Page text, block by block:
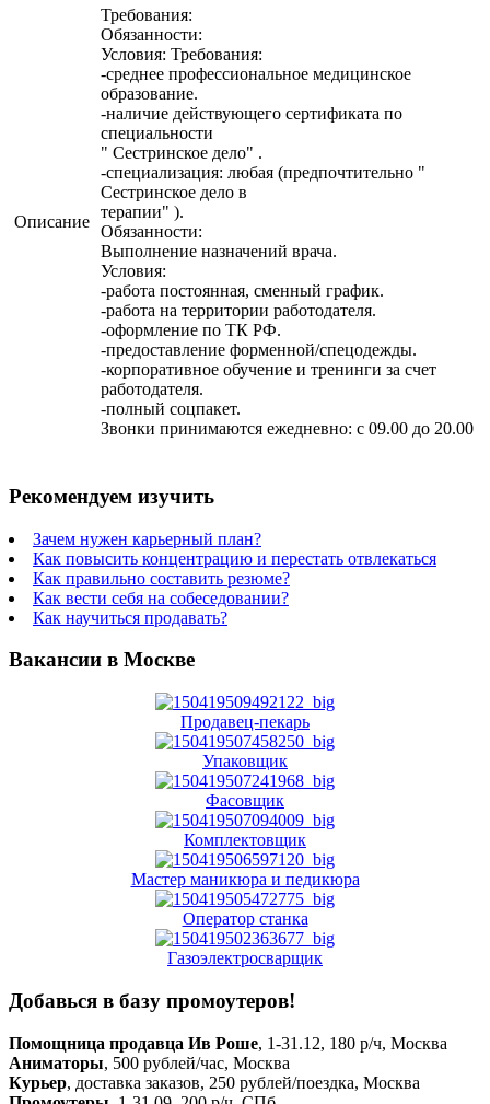
Описание
Требования:
Обязанности:
Условия: Требования:
-среднее профессиональное медицинское
образование.
-наличие действующего сертификата по
специальности
" Сестринское дело" .
-специализация: любая (предпочтительно "
Сестринское дело в
терапии" ).
Обязанности:
Выполнение назначений врача.
Условия:
-работа постоянная, сменный график.
-работа на территории работодателя.
-оформление по ТК РФ.
-предоставление форменной/спецодежды.
-корпоративное обучение и тренинги за счет
работодателя.
-полный соцпакет.
Звонки принимаются ежедневно: с 09.00 до 20.00
Рекомендуем изучить
Зачем нужен карьерный план?
Как повысить концентрацию и перестать отвлекаться
Как правильно составить резюме?
Как вести себя на собеседовании?
Как научиться продавать?
Вакансии в Москве
Продавец-пекарь
Упаковщик
Фасовщик
Комплектовщик
Мастер маникюра и педикюра
Оператор станка
Газоэлектросварщик
Добавься в базу промоутеров!
Помощница продавца Ив Роше, 1-31.12, 180 р/ч, Москва
Аниматоры, 500 рублей/час, Москва
Курьер, доставка заказов, 250 рублей/поездка, Москва